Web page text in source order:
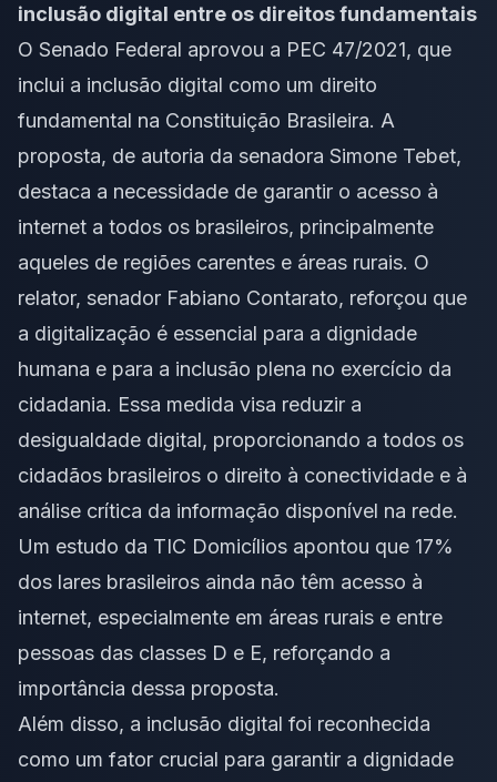
inclusão digital entre os direitos fundamentais
O Senado Federal aprovou a PEC 47/2021, que
inclui a inclusão digital como um direito
fundamental na Constituição Brasileira. A
proposta, de autoria da senadora Simone Tebet,
destaca a necessidade de garantir o acesso à
internet a todos os brasileiros, principalmente
aqueles de regiões carentes e áreas rurais. O
relator, senador Fabiano Contarato, reforçou que
a digitalização é essencial para a dignidade
humana e para a inclusão plena no exercício da
cidadania. Essa medida visa reduzir a
desigualdade digital, proporcionando a todos os
cidadãos brasileiros o direito à conectividade e à
análise crítica da informação disponível na rede.
Um estudo da TIC Domicílios apontou que 17%
dos lares brasileiros ainda não têm acesso à
internet, especialmente em áreas rurais e entre
pessoas das classes D e E, reforçando a
importância dessa proposta.
Além disso, a inclusão digital foi reconhecida
como um fator crucial para garantir a dignidade